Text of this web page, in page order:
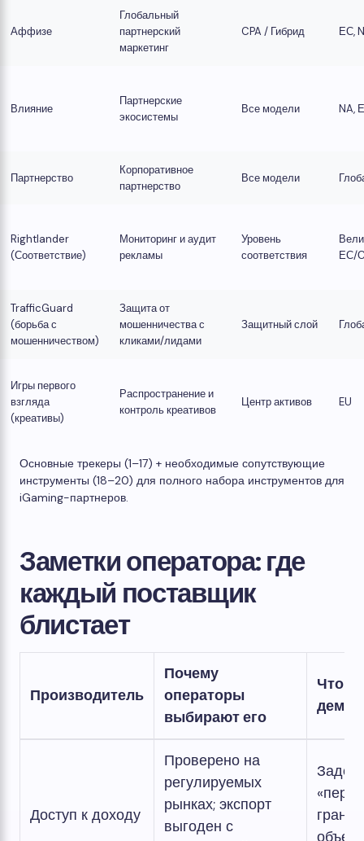
Аффизе
Глобальный
партнерский
маркетинг
CPA / Гибрид ЕС,
Влияние
Партнерские
экосистемы
Все модели NA,
Партнерство
Корпоративное
партнерство
Все модели
Rightlander
(Соответствие)
Мониторинг и аудит
рекламы
Уровень
соответствия
ЕС/
TrafficGuard
(борьба с
мошенничеством)
Защита от
мошенничества с
кликами/лидами
Защитный слой
Игры первого
взгляда
(креативы)
Распространение и
контроль креативов
Центр активов EU
Основные трекеры (1–17) + необходимые сопутствующие
инструменты (18–20) для полного набора инструментов для
iGaming-партнеров.
Заметки оператора: где
каждый поставщик
блистает
Производитель
Почему
операторы
выбирают его
Что
Доступ к доходу
Проверено на
регулируемых
рынках; экспорт
выгоден с